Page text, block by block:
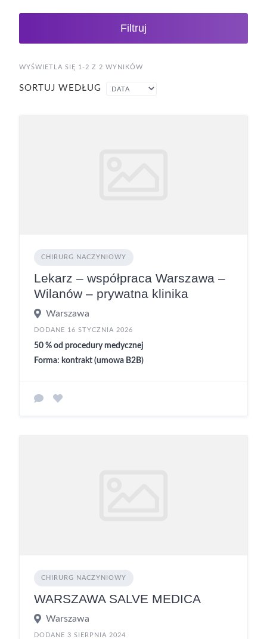
Filtruj
WYŚWIETLA SIĘ 1-2 Z 2 WYNIKÓW
SORTUJ WEDŁUG
CHIRURG NACZYNIOWY
Lekarz – współpraca Warszawa –
Wilanów – prywatna klinika
Warszawa
DODANE 16 STYCZNIA 2026
50 % od procedury medycznej
Forma: kontrakt (umowa B2B)
CHIRURG NACZYNIOWY
WARSZAWA SALVE MEDICA
Warszawa
DODANE 3 SIERPNIA 2024